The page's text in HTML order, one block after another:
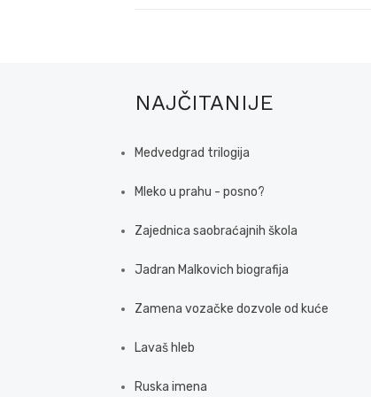
NAJČITANIJE
Medvedgrad trilogija
Mleko u prahu - posno?
Zajednica saobraćajnih škola
Jadran Malkovich biografija
Zamena vozačke dozvole od kuće
Lavaš hleb
Ruska imena